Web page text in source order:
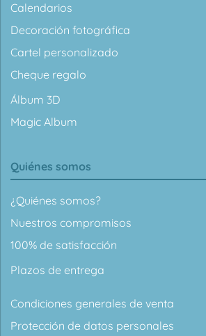
Calendarios
Decoración fotográfica
Cartel personalizado
Cheque regalo
Álbum 3D
Magic Album
Quiénes somos
¿Quiénes somos?
Nuestros compromisos
100% de satisfacción
Plazos de entrega
Condiciones generales de venta
Protección de datos personales